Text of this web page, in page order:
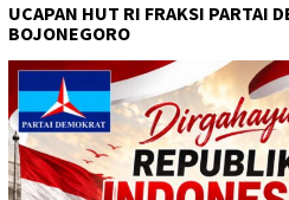
UCAPAN HUT RI FRAKSI PARTAI
BOJONEGORO